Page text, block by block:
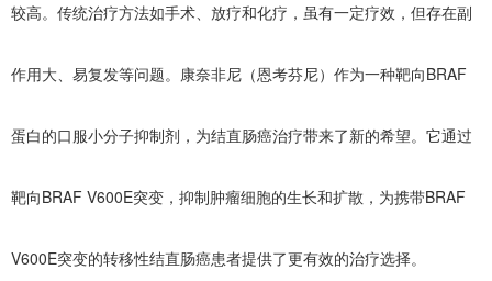
较高。传统治疗方法如手术、放疗和化疗，虽有一定疗效，但存在副
作用大、易复发等问题。康奈非尼（恩考芬尼）作为一种靶向BRAF
蛋白的口服小分子抑制剂，为结直肠癌治疗带来了新的希望。它通过
靶向BRAF V600E突变，抑制肿瘤细胞的生长和扩散，为携带BRAF
V600E突变的转移性结直肠癌患者提供了更有效的治疗选择。